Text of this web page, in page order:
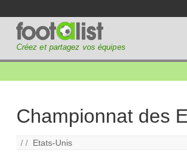
Créez et partagez vos équipes
Championnat des
/ / Etats-Unis